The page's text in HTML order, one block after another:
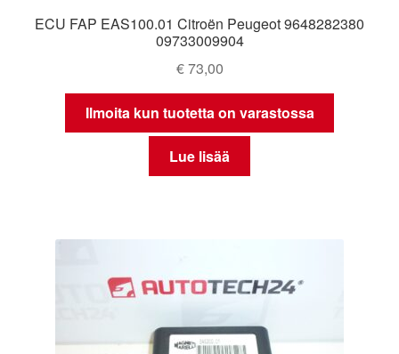
ECU FAP EAS100.01 Citroën Peugeot 9648282380
09733009904
€73,00
Ilmoita kun tuotetta on varastossa
Lue lisää